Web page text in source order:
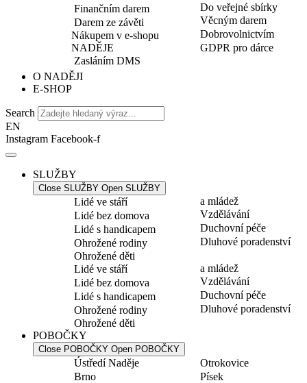
Finančním darem
Darem ze závěti
Nákupem v e-shopu
NADĚJE
Zasláním DMS
Do veřejné sbírky
Věcným darem
Dobrovolnictvím
GDPR pro dárce
O NADĚJI
E-SHOP
Search
EN
Instagram Facebook-f
SLUŽBY
Close SLUŽBY Open SLUŽBY
Lidé ve stáří
Lidé bez domova
Lidé s handicapem
Ohrožené rodiny
Ohrožené děti
a mládež
Vzdělávání
Duchovní péče
Dluhové poradenství
Lidé ve stáří
Lidé bez domova
Lidé s handicapem
Ohrožené rodiny
Ohrožené děti
a mládež
Vzdělávání
Duchovní péče
Dluhové poradenství
POBOČKY
Close POBOČKY Open POBOČKY
Ústředí Naděje
Brno
Otrokovice
Písek